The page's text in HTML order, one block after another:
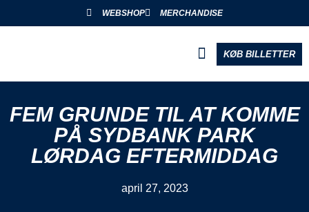
WEBSHOP MERCHANDISE
KØB BILLETTER
FEM GRUNDE TIL AT KOMME
PÅ SYDBANK PARK
LØRDAG EFTERMIDDAG
april 27, 2023